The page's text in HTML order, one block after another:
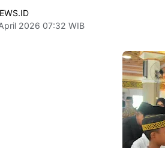
2026 07:32 WIB